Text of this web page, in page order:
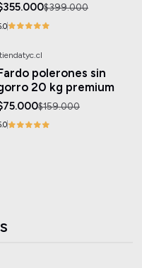
$399.000
Agotado
tiendatyc.cl
polerones sin
20 kg premium
$159.000